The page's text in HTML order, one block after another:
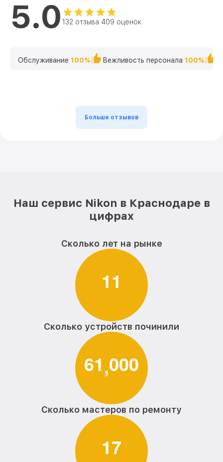
5.0 132 отзыва 409 оценок
Обслуживание 100% Вежливость персонала 100%
Больше отзывов
Наш сервис Nikon в Краснодаре в
цифрах
Сколько лет на рынке
11
Сколько устройств починили
61,000
Сколько мастеров по ремонту
17